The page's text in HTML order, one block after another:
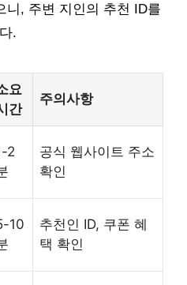
니, 주변 지인의 추천 ID를
.
요
간
주의사항
2
공식 웹사이트 주소
확인
10
추천인 ID, 쿠폰 혜
택 확인